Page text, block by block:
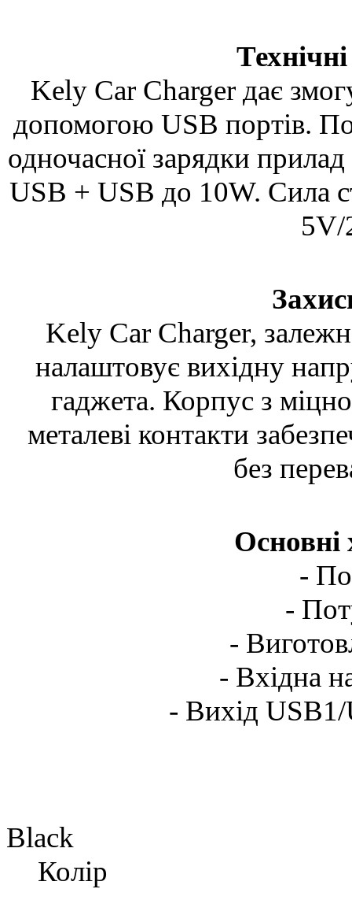
Kely Car Charger дає
допомогою USB портів.
одночасної зарядки
USB + USB до 10W. Сила
5V/
Kely Car Charger,
налаштовує вихідну
гаджета. Корпус з
металеві контакти
без
Основні
-
-
-
- Вхідна
- Вихід
Black
Колір